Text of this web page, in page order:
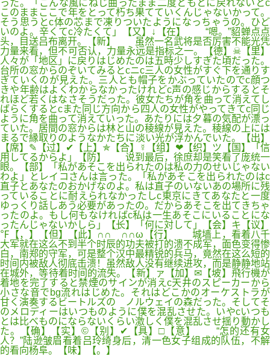
った。「こんな風にねじ曲ったまま二度ともとに戻れないとc
このままここで年をとって朽ち果てていくんじゃないかって。
そう思うとc体の芯まで凍りついたようになっちゃうの。ひど
いのよ。辛くてc冷たくて」【又】↓【在】 “嗯。”貂蝉点点
头，目送吕布离开。【新】 虽然一名武将是否厉害不能光凭
力量来看，但不可否认，力量永远是指标之一。【德】☠【里】
人々が「地区」に戻りはじめたのは五時少しすぎた頃だった。
台所の窓からのぞいてみるとcニc三人の女性がすぐ下を通りす
ぎていくのが見えた。三人とも帽子をかぶっていたのでc顔つ
きや年齢はよくわからなかったけれどc声の感じからするとそ
れほど若くはなさそうだった。彼女たちが角を曲って消えてし
ばらくするとcまた同じ方向から四人の女性がやってきてc同じ
ように角を曲って消えていった。あたりには夕暮の気配が漂っ
ていた。居間の窓からは林と山の稜線が見えた。稜線の上には
まるで縁取りのようなかたちに淡い光が浮かんでいた。【出】
【席】✎【过】✔【上】✯【合】☿【组】❤【织】ツ【国】「信
用してるからよ」【防】 说到最后，徐庶却是笑看了庞统一
眼。【部】「私があそこを出られたのは私の力のせいじゃない
わよ」とレイコさんは言った。「私があそこを出られたのはc
直子とあなたのおかげなのよ。私は直子のいないあの場所に残
っていることに耐えられなかったしc東京にきてあなたと一度
ゆっくり話しあう必要があったの。だからあそこを出てきちゃ
ったのよ。もし何もなければc私は一生あそこにいることにな
ったんじゃないかしら」【长】「何に対して」【会】キ【议】
℉【，】【但】【此】∩∩＾∩∩ω【行】 城墙上，看着八千
大军就在这么不到半个时辰的功夫被打的溃不成军，面色变得惨
白，南郑的守军，可是整个汉中最精锐的兵马，竟然在这么短的
时间内被敌人彻底击溃！虽然敌人没有继续进攻，而是静静地站
在城外，等待着时间的流失。【新】ァ【加】✉【坡】飛行機が
着地を完了すると禁煙のサインが消えc天井のスピーカーから
小さな音でbg流れはじめた。それはどこかのオーケストラが
甘く演奏するビートルズの ノルウェイの森だった。そしてそ
のメロディーはいつものように僕を混乱させた。いやcいつも
とは比べものにならないくらい激しく僕を混乱させ揺り動かし
た。【确】【实】©【别】✔【具】□【意】 “怎的还有女
人？”陆逊皱眉看着吕玲绮身后，清一色女子组成的队伍，不解
的看向杨阜。【味】【。】